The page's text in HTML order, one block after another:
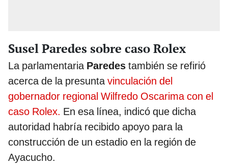
Susel Paredes sobre caso Rolex
La parlamentaria Paredes también se refirió
acerca de la presuntavinculación del
gobernador regional Wilfredo Oscarima con el
caso Rolex. En esa línea, indicó que dicha
autoridad habría recibido apoyo para la
construcción de un estadio en la región de
Ayacucho.